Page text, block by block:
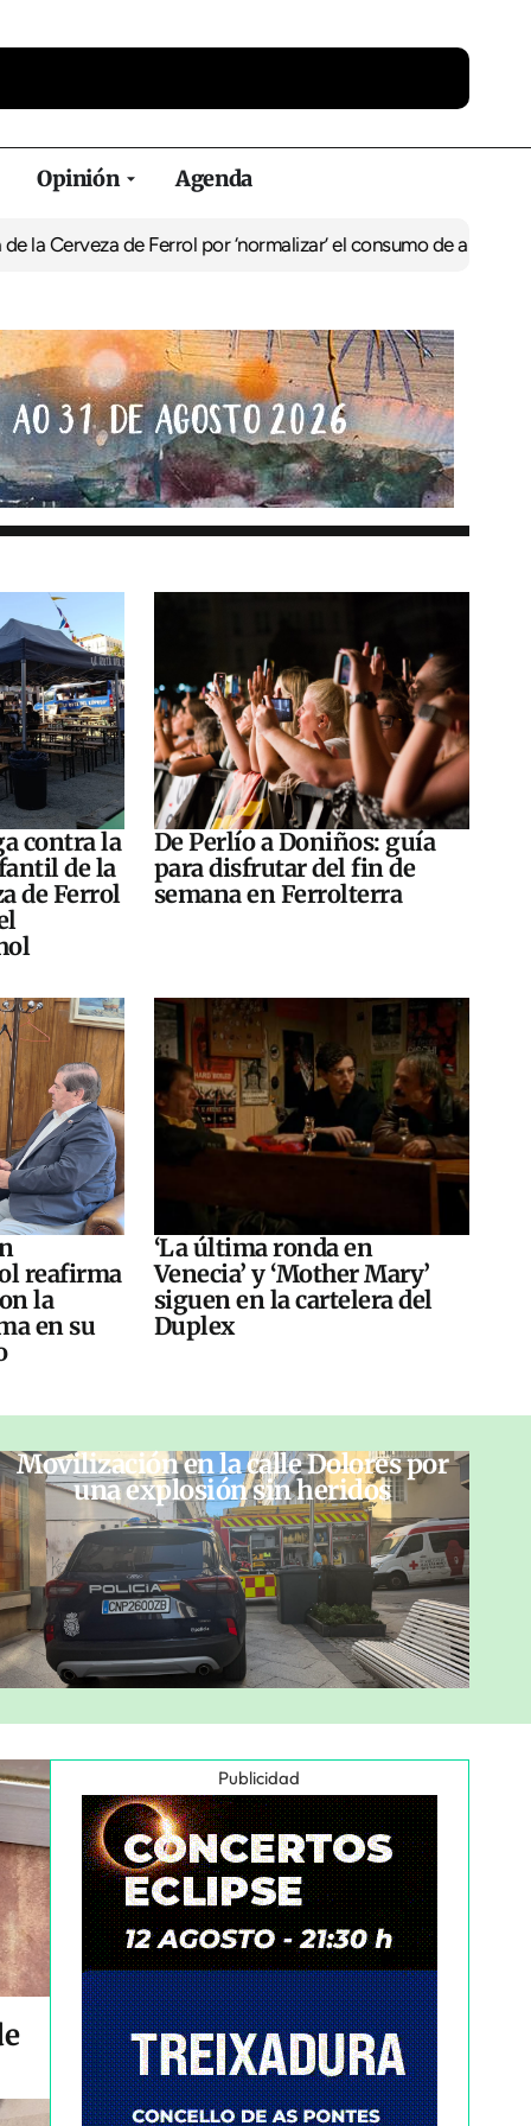
Opinión Agenda
Ferrol por ‘normalizar’ el consumo de alcoholDe Perlío a
contra la
de la
de Ferrol
De Perlío a Doniños: guía
para disfrutar del fin de
semana en Ferrolterra
reafirma
la
en su
‘La última ronda en
Venecia’ y ‘Mother Mary’
siguen en la cartelera del
Duplex
Movilización en la calle Dolores por
una explosión sin heridos
Publicidad